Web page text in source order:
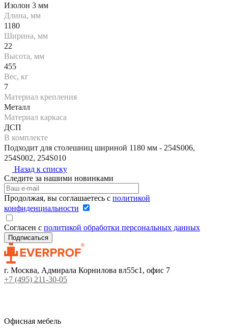
Изолон 3 мм
Длина, мм
1180
Ширина, мм
22
Высота, мм
455
Вес, кг
7
Материал крепления
Металл
Материал каркаса
ДСП
В комплекте
Подходит для столешниц шириной 1180 мм - 254S006,
254S002, 254S010
Назад к списку
Следите за нашими новинками
Продолжая, вы соглашаетесь с политикой
конфиденциальности
Согласен с политикой обработки персональных данных
г. Москва, Адмирала Корнилова вл55с1, офис 7
+7 (495) 211-30-05
Офисная мебель